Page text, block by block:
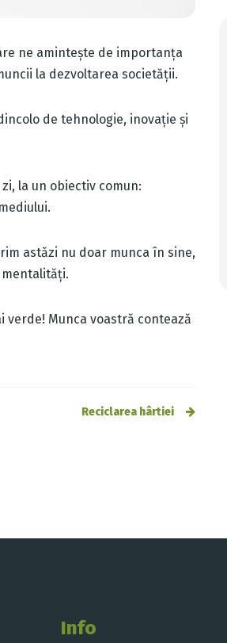
ne amintește de importanța
la dezvoltarea societății.
de tehnologie, inovație și
la un obiectiv comun:
astăzi nu doar munca în sine,
mentalități.
Munca voastră contează
Reciclarea hârtiei
Info